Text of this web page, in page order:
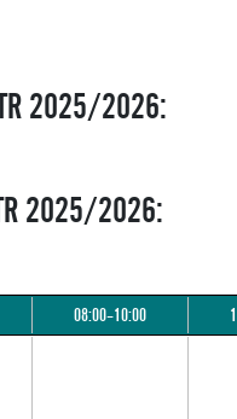
2025/2026:
2025/2026:
08:00–10:00